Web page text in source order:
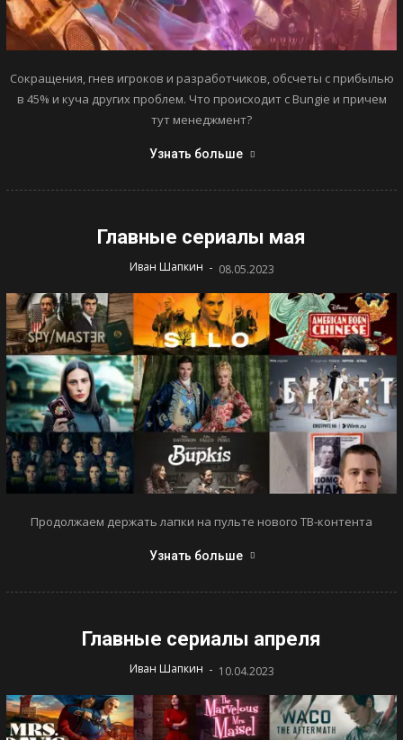
Сокращения, гнев игроков и разработчиков, обсчеты с прибылью
в 45% и куча других проблем. Что происходит с Bungie и причем
тут менеджмент?
Узнать больше
Главные сериалы мая
Иван Шапкин - 08.05.2023
Продолжаем держать лапки на пульте нового ТВ-контента
Узнать больше
Главные сериалы апреля
Иван Шапкин - 10.04.2023